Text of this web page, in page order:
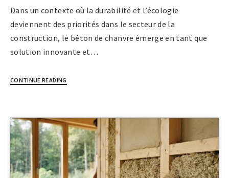
Dans un contexte où la durabilité et l’écologie
deviennent des priorités dans le secteur de la
construction, le béton de chanvre émerge en tant que
solution innovante et…
CONTINUE READING